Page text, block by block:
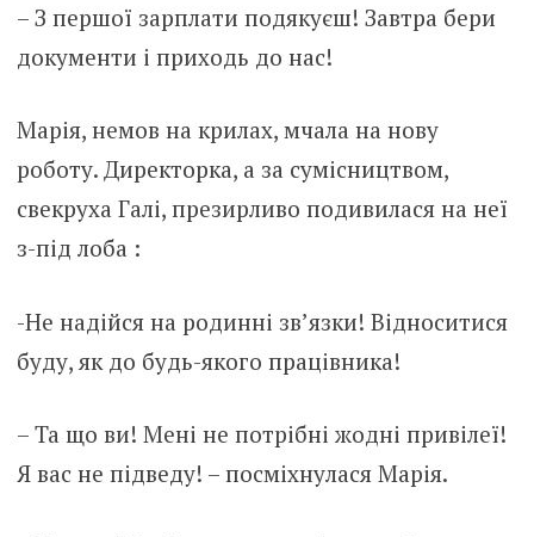
– З першої зарплати подякуєш! Завтра бери
документи і приходь до нас!
Марія, немов на крилах, мчала на нову
роботу. Директорка, а за сумісництвом,
свекруха Галі, презирливо подивилася на неї
з-під лоба :
-Не надійся на родинні зв’язки! Відноситися
буду, як до будь-якого працівника!
– Та що ви! Мені не потрібні жодні привілеї!
Я вас не підведу! – посміхнулася Марія.